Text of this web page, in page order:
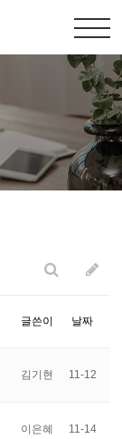
글쓴이 날짜
김기현 11-12
이은혜 11-14